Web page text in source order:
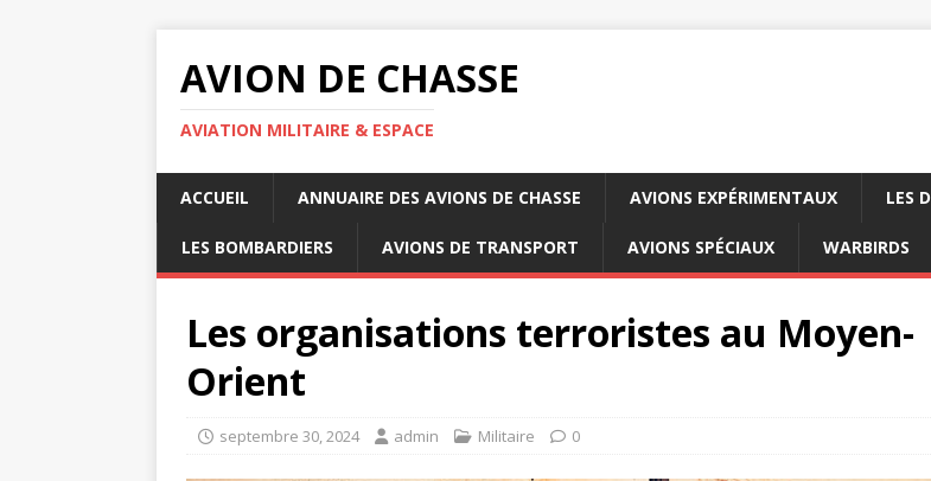
AVION DE CHASSE
AVIATION MILITAIRE & ESPACE
ACCUEIL ANNUAIRE DES AVIONS DE CHASSE AVIONS EXPÉRIMENTAUX LES
LES BOMBARDIERS AVIONS DE TRANSPORT AVIONS SPÉCIAUX WARBIRDS
Les organisations terroristes au Moyen-
Orient
septembre 30, 2024 admin Militaire 0